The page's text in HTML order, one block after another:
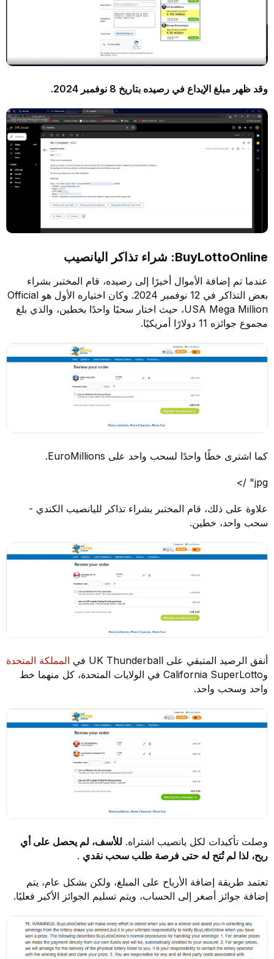
وقد ظهر مبلغ الإيداع في رصيده بتاريخ 8 نوفمبر 2024.
BuyLottoOnline: شراء تذاكر اليانصيب
عندما تم إضافة الأموال أخيرًا إلى رصيده، قام المختبر بشراء
بعض التذاكر في 12 نوفمبر 2024. وكان اختياره الأول هو Official
USA Mega Million، حيث اختار سحبًا واحدًا بخطين، والذي بلغ
مجموع جوائزه 11 دولارًا أمريكيًا.
كما اشترى خطًا واحدًا لسحب واحد على EuroMillions.
jpg" />
علاوة على ذلك، قام المختبر بشراء تذاكر لليانصيب الكندي -
سحب واحد، خطين.
أنفق الرصيد المتبقي على UK Thunderball في
المملكة المتحدة
وCalifornia SuperLotto في الولايات المتحدة، كل منهما خط
واحد وسحب واحد.
وصلت تأكيدات لكل يانصيب اشتراه.للأسف، لم يحصل على أي
ربح، لذا لم تُتح له حتى فرصة طلب سحب نقدي.
تعتمد طريقة إضافة الأرباح على المبلغ، ولكن بشكل عام، يتم
إضافة جوائز أصغر إلى الحساب، ويتم تسليم الجوائز الأكبر فعليًا.